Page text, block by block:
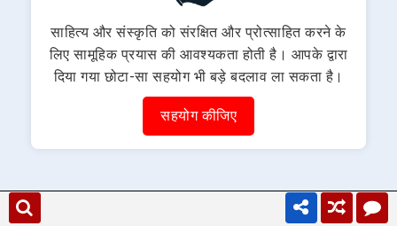
साहित्य और संस्कृति को संरक्षित और प्रोत्साहित करने के
लिए सामूहिक प्रयास की आवश्यकता होती है। आपके द्वारा
दिया गया छोटा-सा सहयोग भी बड़े बदलाव ला सकता है।
सहयोग कीजिए